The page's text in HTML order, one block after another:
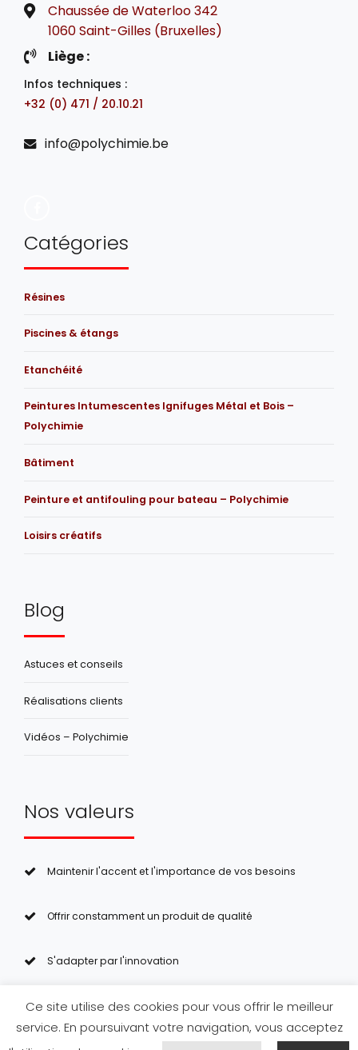
Chaussée de Waterloo 342
1060 Saint-Gilles (Bruxelles)
Liège :
Infos techniques :
+32 (0) 471 / 20.10.21
info@polychimie.be
Catégories
Résines
Piscines & étangs
Etanchéité
Peintures Intumescentes Ignifuges Métal et Bois –
Polychimie
Bâtiment
Peinture et antifouling pour bateau – Polychimie
Loisirs créatifs
Blog
Astuces et conseils
Réalisations clients
Vidéos – Polychimie
Nos valeurs
Maintenir l'accent et l'importance de vos besoins
Offrir constamment un produit de qualité
S'adapter par l'innovation
© 2023 POLYCHIMIE srl – Tous droits réservés – Politique
de confidentialité – – Création de site internet par
Ce site utilise des cookies pour vous offrir le meilleur
service. En poursuivant votre navigation, vous acceptez